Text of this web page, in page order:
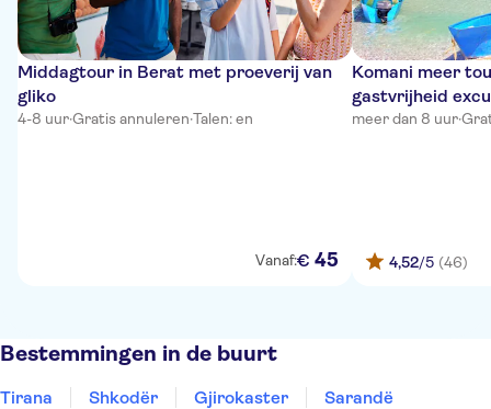
Middagtour in Berat met proeverij van
gliko
4-8 uur·Gratis annuleren·Talen: en
Vanaf:€ 45
Komani meer
gastvrijheid
meer dan 8 uur·
4,52/5 (46)
Bestemmingen in de buurt
Tirana Shkodër Gjirokaster Sarandë